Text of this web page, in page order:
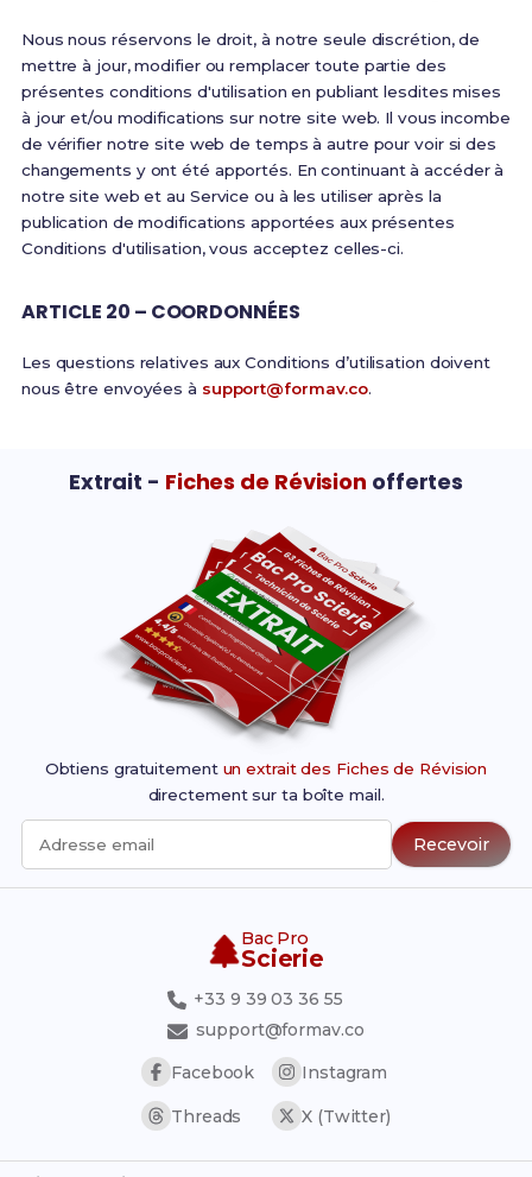
Nous nous réservons le droit, à notre seule discrétion, de
mettre à jour, modifier ou remplacer toute partie des
présentes conditions d'utilisation en publiant lesdites mises
à jour et/ou modifications sur notre site web. Il vous incombe
de vérifier notre site web de temps à autre pour voir si des
changements y ont été apportés. En continuant à accéder à
notre site web et au Service ou à les utiliser après la
publication de modifications apportées aux présentes
Conditions d'utilisation, vous acceptez celles-ci.
ARTICLE 20 – COORDONNÉES
Les questions relatives aux Conditions d’utilisation doivent
nous être envoyées à support@formav.co.
Extrait - Fiches de Révision offertes
Obtiens gratuitement un extrait des Fiches de Révision
directement sur ta boîte mail.
Adresse email Recevoir
Bac Pro
Scierie
+33 9 39 03 36 55
support@formav.co
Facebook
Instagram
Threads X (Twitter)